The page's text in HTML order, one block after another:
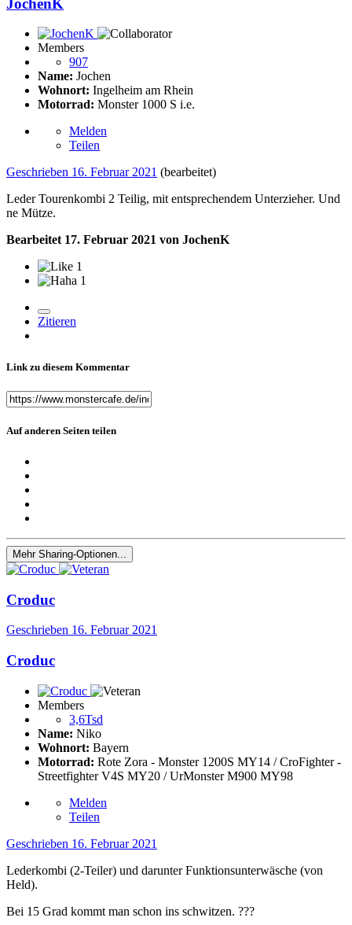
Members
907
Name: Jochen
Wohnort: Ingelheim am Rhein
Motorrad: Monster 1000 S i.e.
Melden
Teilen
Geschrieben 16. Februar 2021 (bearbeitet)
Leder Tourenkombi 2 Teilig, mit entsprechendem Unterzieher. Und
ne Mütze.
Bearbeitet 17. Februar 2021 von JochenK
1
1
Zitieren
Link zu diesem Kommentar
Auf anderen Seiten teilen
Mehr Sharing-Optionen...
Croduc
Geschrieben 16. Februar 2021
Croduc
Members
3,6Tsd
Name: Niko
Wohnort: Bayern
Motorrad: Rote Zora - Monster 1200S MY14 / CroFighter -
Streetfighter V4S MY20 / UrMonster M900 MY98
Melden
Teilen
Geschrieben 16. Februar 2021
Lederkombi (2-Teiler) und darunter Funktionsunterwäsche (von
Held).
Bei 15 Grad kommt man schon ins schwitzen. ???